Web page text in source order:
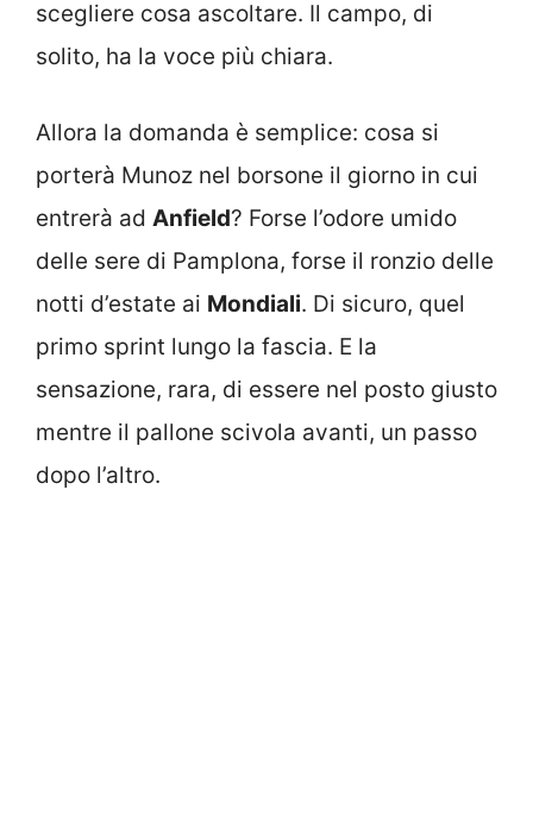
scegliere cosa ascoltare. Il campo, di
solito, ha la voce più chiara.
Allora la domanda è semplice: cosa si
porterà Munoz nel borsone il giorno in cui
entrerà ad Anfield? Forse l’odore umido
delle sere di Pamplona, forse il ronzio delle
notti d’estate ai Mondiali. Di sicuro, quel
primo sprint lungo la fascia. E la
sensazione, rara, di essere nel posto giusto
mentre il pallone scivola avanti, un passo
dopo l’altro.